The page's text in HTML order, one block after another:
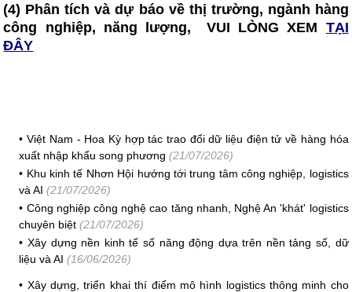
(4) Phân tích và dự báo về thị trường, ngành hàng
công nghiệp, năng lượng, VUI LÒNG XEM TẠI
ĐÂY
•Việt Nam - Hoa Kỳ hợp tác trao đổi dữ liệu điện tử về hàng hóa
xuất nhập khẩu song phương (21/07/2026)
• Khu kinh tế Nhơn Hội hướng tới trung tâm công nghiệp, logistics
và AI (21/07/2026)
• Công nghiệp công nghệ cao tăng nhanh, Nghệ An 'khát' logistics
chuyên biệt (21/07/2026)
•Xây dựng nền kinh tế số năng động dựa trên nền tảng số, dữ
liệu và AI (16/06/2026)
• Xây dựng, triển khai thí điểm mô hình logistics thông minh cho